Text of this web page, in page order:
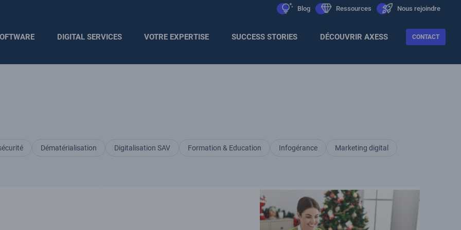
Blog
icon Ressources
icon Nous rejoindre
icon
DIGITAL SERVICES VOTRE EXPERTISE SUCCESS STORIES DÉCOUVRIR AXESS CONTACT
Dématérialisation Digitalisation SAV Formation & Education Infogérance
Marketing digital